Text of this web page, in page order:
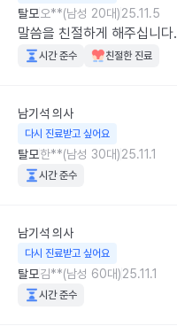
탈모 오**(남성 20대)25.11.5
말씀을 친절하게 해주십니다.
시간 준수 친절한 진료
남기석 의사
다시 진료받고 싶어요
탈모한**(남성 30대)25.11.1
시간 준수
남기석 의사
다시 진료받고 싶어요
탈모김**(남성 60대)25.11.1
시간 준수